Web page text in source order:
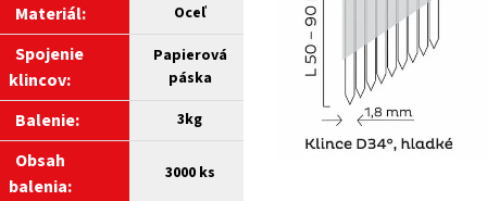
Materiál: Oceľ
Spojenie
klincov:
Papierová
páska
Balenie: 3kg
Obsah
balenia:
3000 ks